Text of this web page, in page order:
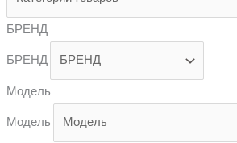
БРЕНД
БРЕНД
Модель
Модель